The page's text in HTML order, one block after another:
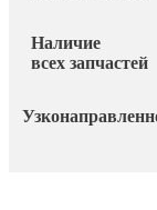
Наличие
всех запчастей